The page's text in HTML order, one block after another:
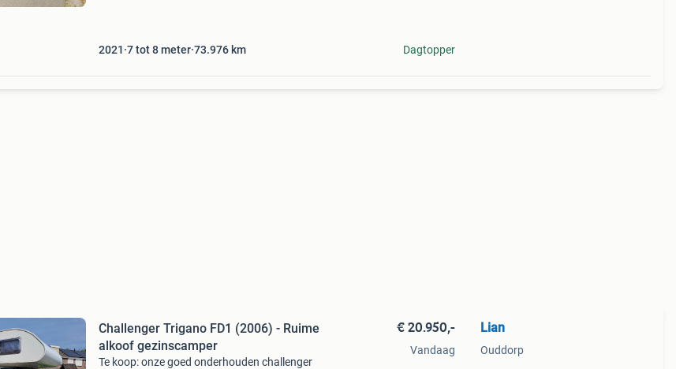
2021 7 tot 8 meter 73.976 km Dagtopper
Challenger Trigano FD1 (2006) - Ruime
alkoof gezinscamper
Te koop: onze goed onderhouden challenger
€ 20.950,-
Vandaag
Lian
Ouddorp